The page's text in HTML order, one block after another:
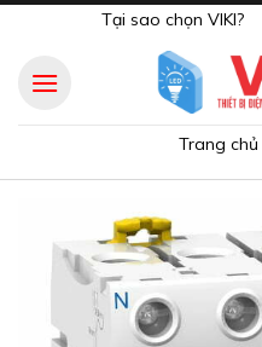
content
Tại sao chọn VIKI?
Trang chủ